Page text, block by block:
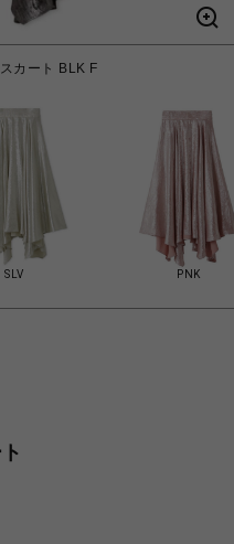
カート BLK F
SLV PNK